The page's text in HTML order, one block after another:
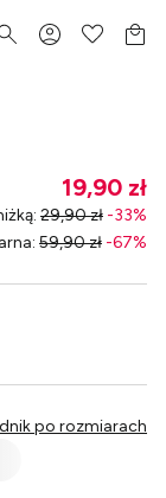
19,90 zł
: 29,90 zł -33%
: 59,90 zł -67%
po rozmiarach